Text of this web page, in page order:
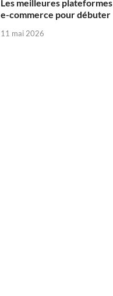
Les meilleures plateformes
e-commerce pour débuter
11 mai 2026